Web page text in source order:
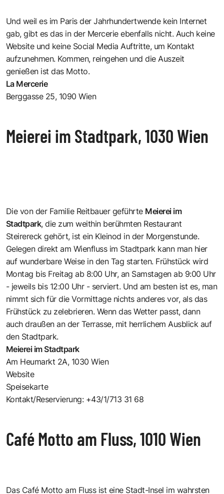
Und weil es im Paris der Jahrhundertwende kein Internet
gab, gibt es das in der Mercerie ebenfalls nicht. Auch keine
Website und keine Social Media Auftritte, um Kontakt
aufzunehmen. Kommen, reingehen und die Auszeit
genießen ist das Motto.
La Mercerie
Berggasse 25, 1090 Wien
Meierei im Stadtpark, 1030 Wien
Die von der Familie Reitbauer geführte Meierei im
Stadtpark, die zum weithin berühmten Restaurant
Steirereck gehört, ist ein Kleinod in der Morgenstunde.
Gelegen direkt am Wienfluss im Stadtpark kann man hier
auf wunderbare Weise in den Tag starten. Frühstück wird
Montag bis Freitag ab 8:00 Uhr, an Samstagen ab 9:00 Uhr
- jeweils bis 12:00 Uhr - serviert. Und am besten ist es, man
nimmt sich für die Vormittage nichts anderes vor, als das
Frühstück zu zelebrieren. Wenn das Wetter passt, dann
auch draußen an der Terrasse, mit herrlichem Ausblick auf
den Stadtpark.
Meierei im Stadtpark
Am Heumarkt 2A, 1030 Wien
Website
Speisekarte
Kontakt/Reservierung: +43/1/713 31 68
Café Motto am Fluss, 1010 Wien
Das Café Motto am Fluss ist eine Stadt-Insel im wahrsten